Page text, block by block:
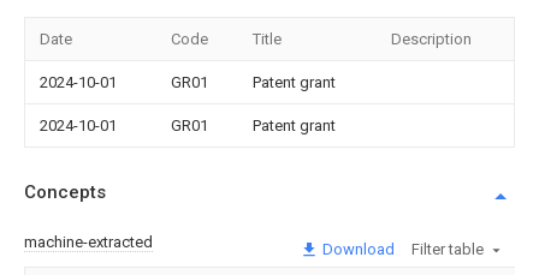
Date Code Title Description
2024-10-01 GR01 Patent grant
2024-10-01 GR01 Patent grant
Concepts
machine-extracted Download Filter table